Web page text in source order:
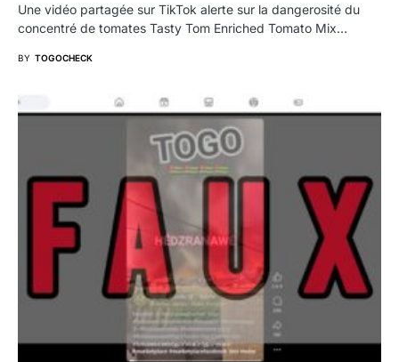
Une vidéo partagée sur TikTok alerte sur la dangerosité du
concentré de tomates Tasty Tom Enriched Tomato Mix…
BY TOGOCHECK